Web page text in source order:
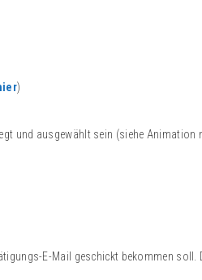
)
und ausgewählt sein (siehe Animation
E-Mail geschickt bekommen